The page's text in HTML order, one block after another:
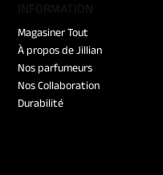
​INFORMATION
Magasiner Tout
À propos de Jillian
Nos parfumeurs
Nos Collaboration
Durabilité